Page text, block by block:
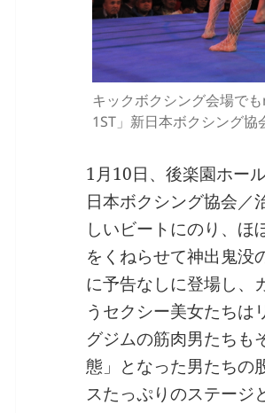
キックボクシング会場で
1ST」新日本ボクシング協
1月10日、後楽園ホー
日本ボクシング協会／
しいビートにのり、ほ
をくねらせて神出鬼没
に予告なしに登場し、
うセクシー美女たちは
グジムの筋肉男たちも
態」となった男たちの
スたっぷりのステージ